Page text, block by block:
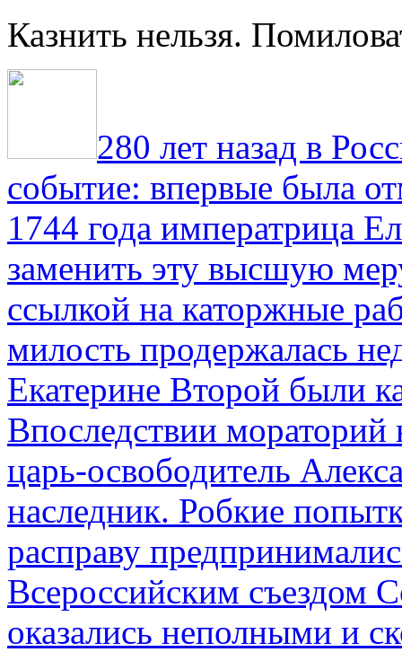
Казнить нельзя.
280 лет назад в
событие: впервые была
1744 года императрица
заменить эту высшую
ссылкой на каторжные
милость продержалась
Екатерине Второй были
Впоследствии мораторий
царь-освободитель
наследник. Робкие
расправу
Всероссийским съездом
оказались неполными и